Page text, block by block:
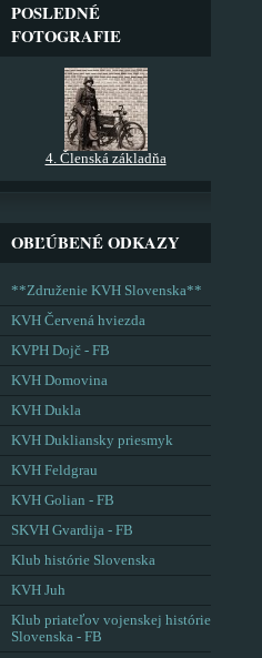
POSLEDNÉ
FOTOGRAFIE
4. Členská základňa
OBĽÚBENÉ ODKAZY
**Združenie KVH Slovenska**
KVH Červená hviezda
KVPH Dojč - FB
KVH Domovina
KVH Dukla
KVH Dukliansky priesmyk
KVH Feldgrau
KVH Golian - FB
SKVH Gvardija - FB
Klub histórie Slovenska
KVH Juh
Klub priateľov vojenskej histórie
Slovenska - FB